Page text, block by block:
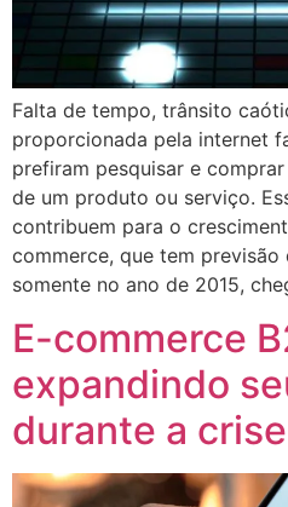
Falta de tempo, trânsito
proporcionada pela internet
prefiram pesquisar e
de um produto ou serviço.
contribuem para o
commerce, que tem previsão
somente no ano de 2015,
E-commerce
expandindo
durante a crise